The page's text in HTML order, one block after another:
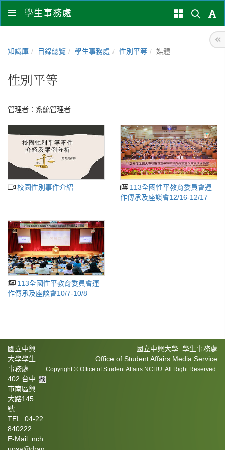
學生事務處
知識庫 目錄總覽 學生事務處 性別平等 媒體
性別平等
管理者： 系統管理者
校園性別事件介紹
113全國性平教育委員會運
作傳承及座談會12/16-12/17
113全國性平教育委員會運
作傳承及座談會10/7-10/8
國立中興大學 學生事務處
Office of Student Affairs Media Service
Copyright © Office of Student Affairs NCHU. All Right Reserved.
國立中興
大學學生
事務處
402 台中
市南區興
大路145
號
TEL: 04-22
840222
E-Mail: nch